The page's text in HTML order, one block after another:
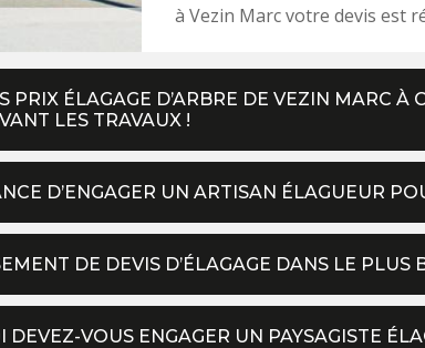
à Vezin Marc votre devis est
PRIX ÉLAGAGE D’ARBRE DE VEZIN MARC À
LES TRAVAUX !
D’ENGAGER UN ARTISAN ÉLAGUEUR
DE DEVIS D’ÉLAGAGE DANS LE
DEVEZ-VOUS ENGAGER UN PAYSAGISTE